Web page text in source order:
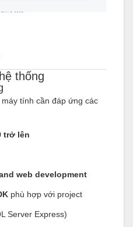
thống
tính cần đáp ứng các
trở lên
web development
phù hợp với project
Server Express)